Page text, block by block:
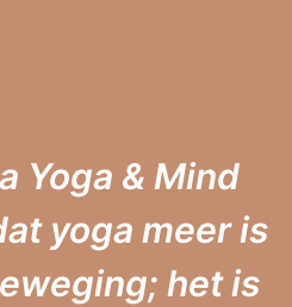
Yoga & Mind
yoga meer is
het is